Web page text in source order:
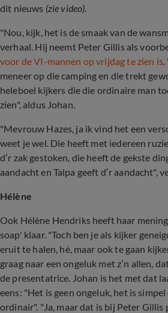
dit nieuws (zie video).
"Nou, kijk, het is de smaak van de
verhaal. Hij neemt Peter Gillis als
voor de VI-mannen op vrijdag te zien is.
meneer op die camping en die trekt
heleboel kijkers die die ordinaire man
zien", aldus Johan.
"Mevrouw Hazes, ja ik vind het een
weet je wel. Die heeft met iedereen
d’r zak gestoken, die heeft de gekste
aandacht en Talpa geeft d’r aandacht",
Hélène
Ook Hélène Hendriks heeft haar
soap' klaar. "Toch ben je als kijker
eruit te halen, hè, maar ook te gaan
graag naar een ongeluk met z’n allen,
de presentatrice. Johan is het met dat
eens: "Het is geen ongeluk, het is
ordinair". "Ja, maar dat is bij Peter Gillis